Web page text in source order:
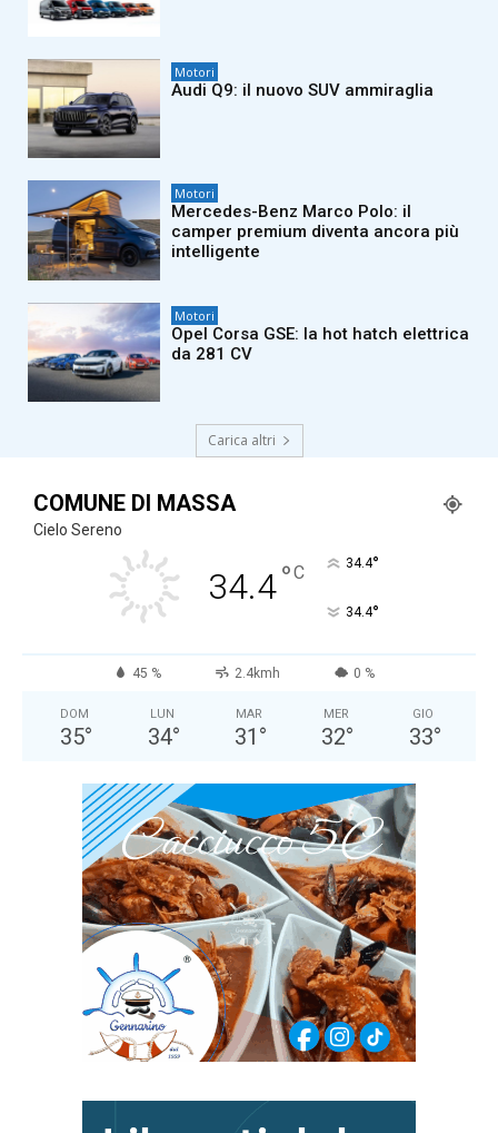
Motori
Audi Q9: il nuovo SUV ammiraglia
Motori
Mercedes-Benz Marco Polo: il
camper premium diventa ancora più
intelligente
Motori
Opel Corsa GSE: la hot hatch elettrica
da 281 CV
Carica altri
COMUNE DI MASSA
Cielo Sereno
34.4°C 34.4°
34.4°
45 % 2.4kmh 0 %
DOM
35°
LUN
34°
MAR
31 °
MER
32°
GIO
33°